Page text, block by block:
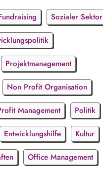
Sozialer Sektor
Projektmanagement
Non Profit Organisation
Management Politik
Entwicklungshilfe Kultur
Office Management